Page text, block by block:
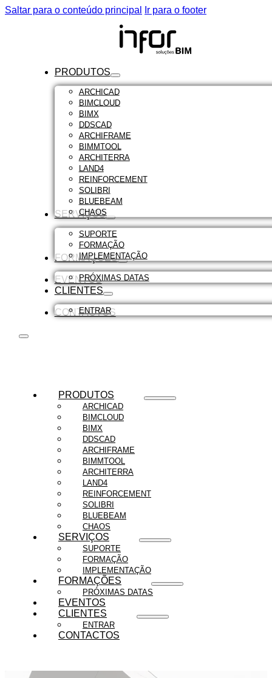
Saltar para o conteúdo principal Ir para o footer
PRODUTOS
ARCHICAD
BIMCLOUD
BIMX
DDSCAD
ARCHIFRAME
BIMMTOOL
ARCHITERRA
LAND4
REINFORCEMENT
SOLIBRI
BLUEBEAM
CHAOS
SERVIÇOS
SUPORTE
FORMAÇÃO
IMPLEMENTAÇÃO
FORMAÇÕES
PRÓXIMAS DATAS
EVENTOS
CLIENTES
ENTRAR
CONTACTOS
PRODUTOS
ARCHICAD
BIMCLOUD
BIMX
DDSCAD
ARCHIFRAME
BIMMTOOL
ARCHITERRA
LAND4
REINFORCEMENT
SOLIBRI
BLUEBEAM
CHAOS
SERVIÇOS
SUPORTE
FORMAÇÃO
IMPLEMENTAÇÃO
FORMAÇÕES
PRÓXIMAS DATAS
EVENTOS
CLIENTES
ENTRAR
CONTACTOS